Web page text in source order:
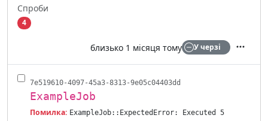
Спроби
4
близько 1 місяця тому У черзі Дії
7e519610-4097-45a3-8313-9e05c04403dd
ExampleJob
Помилка: ExampleJob::ExpectedError: Executed 5